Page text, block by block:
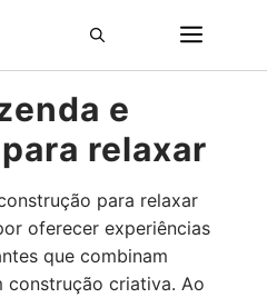
e
relaxar
para relaxar
oferecer experiências
que combinam
construção criativa. Ao